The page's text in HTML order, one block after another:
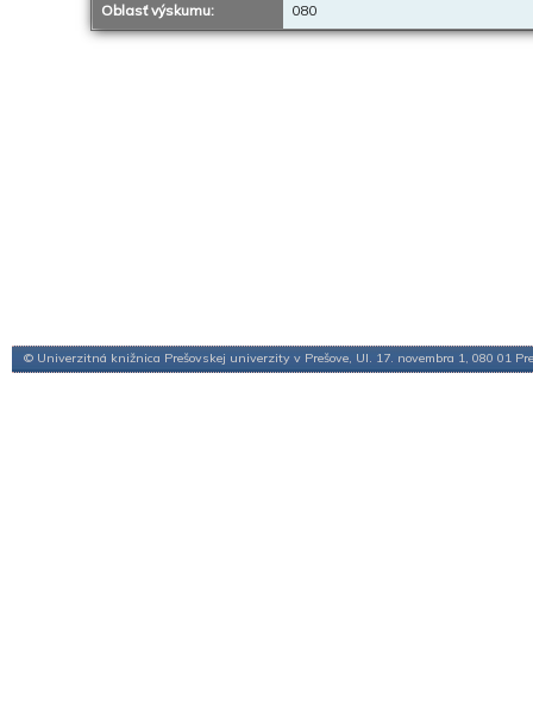
Oblasť výskumu: 080
© Univerzitná knižnica Prešovskej univerzity v Prešove, Ul. 17. novembra 1, 080 01